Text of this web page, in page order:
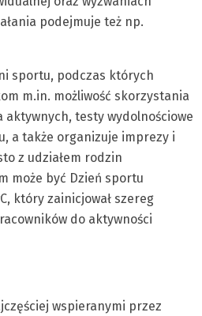
podejmuje też np.
sportu, podczas których
m.in. możliwość skorzystania
aktywnych, testy wydolnościowe
a także organizuje imprezy i
z udziałem rodzin
może być Dzień sportu
który zainicjował szereg
do aktywności
wspieranymi przez